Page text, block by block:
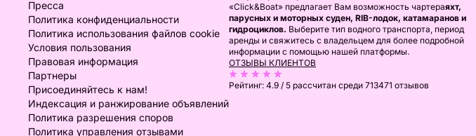
Пресса
Политика конфиденциальности
Политика использования файлов cookie
Условия пользования
Правовая информация
Партнеры
Присоединяйтесь к нам!
Индексация и ранжирование объявлений
Политика разрешения споров
Политика управления отзывами
«Click&Boat» предлагает Вам возможность чартераяхт,
парусных и моторных суден, RIB-лодок, катамаранов и
гидроциклов. Выберите тип водного транспорта, период
аренды и свяжитесь с владельцем для более подробной
информации с помощью нашей платформы.
ОТЗЫВЫ КЛИЕНТОВ
Рейтинг: 4.9 / 5 рассчитан среди 713471 отзывов